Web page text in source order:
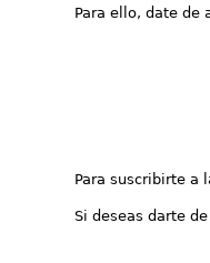
Para ello, date de
Para suscribirte a
Si deseas darte